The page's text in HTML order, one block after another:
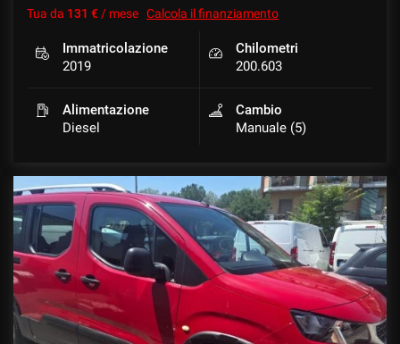
Tua da 131 € / mese Calcola il finanziamento
Immatricolazione
2019
Chilometri
200.603
Alimentazione
Diesel
Cambio
Manuale (5)